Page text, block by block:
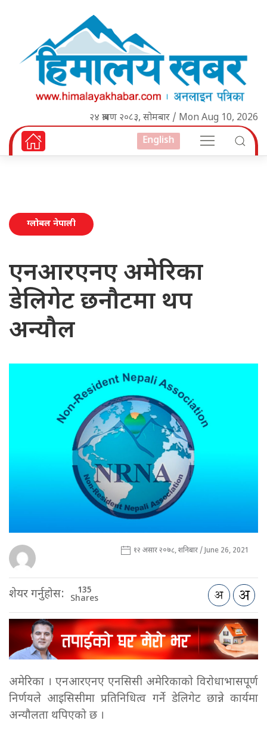
२४ श्रावण २०८३, सोमबार / Mon Aug 10, 2026
English
ग्लोबल नेपाली
एनआरएनए अमेरिका
डेलिगेट छनौटमा थप
अन्यौल
१२ असार २०७८, शनिबार / June 26, 2021
शेयर गर्नुहोस: 135
Shares
अमेरिका । एनआरएनए एनसिसी अमेरिकाको विरोधाभासपूर्ण
निर्णयले आइसिसीमा प्रतिनिधित्व गर्ने डेलिगेट छान्ने कार्यमा
अन्यौलता थपिएको छ ।